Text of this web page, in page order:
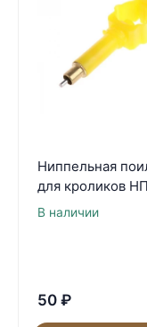
Ниппельная
для кроликов
В наличии
50 ₽